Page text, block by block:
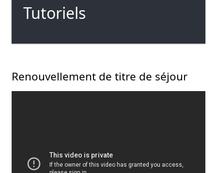
Tutoriels
Renouvellement de titre de séjour